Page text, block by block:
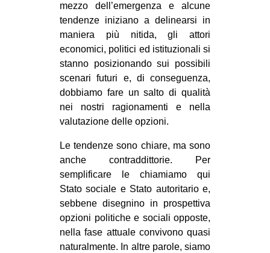
EVENTI
Fb
tw
bsky
ms
SEARCH
mezzo dell’emergenza e alcune
tendenze iniziano a delinearsi in
maniera più nitida, gli attori
economici, politici ed istituzionali si
stanno posizionando sui possibili
scenari futuri e, di conseguenza,
dobbiamo fare un salto di qualità
nei nostri ragionamenti e nella
valutazione delle opzioni.
Le tendenze sono chiare, ma sono
anche contraddittorie. Per
semplificare le chiamiamo qui
Stato sociale e Stato autoritario e,
sebbene disegnino in prospettiva
opzioni politiche e sociali opposte,
nella fase attuale convivono quasi
naturalmente. In altre parole, siamo